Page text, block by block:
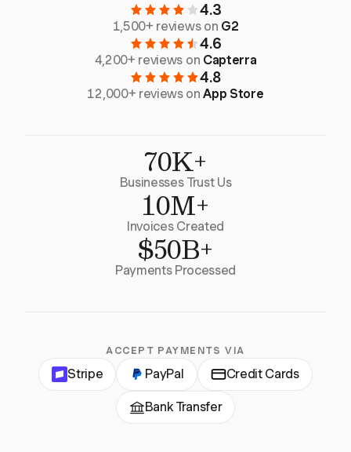
4.3
1,500+ reviews on G2
4.6
4,200+ reviews on Capterra
4.8
12,000+ reviews onApp Store
70K+
Businesses Trust Us
10M+
Invoices Created
$50B+
Payments Processed
ACCEPT PAYMENTS VIA
Stripe PayPal Credit Cards
Bank Transfer